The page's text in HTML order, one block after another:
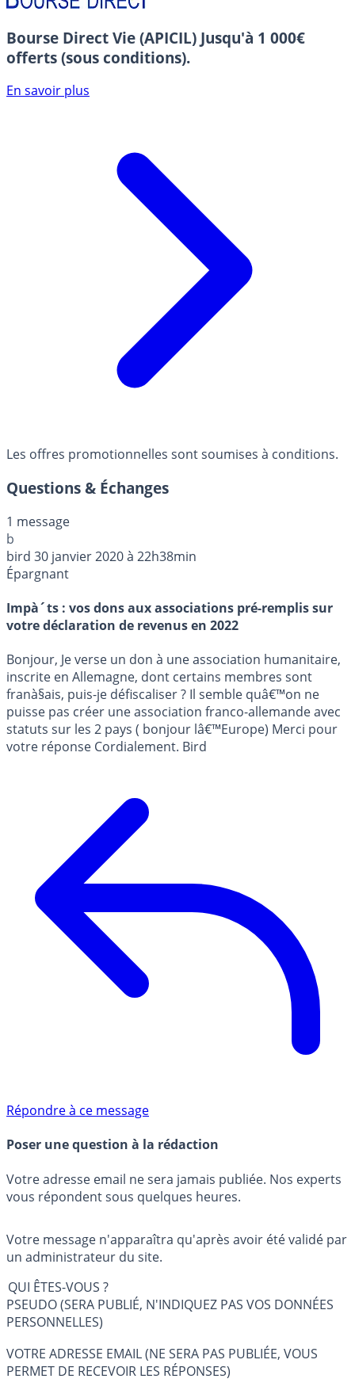
Bourse Direct Vie (APICIL) Jusqu'à 1 000€
offerts (sous conditions).
En savoir plus
Les offres promotionnelles sont soumises à conditions.
Questions & Échanges
1 message
b
bird 30 janvier 2020 à 22h38min
Épargnant
Impà´ts : vos dons aux associations pré-remplis sur
votre déclaration de revenus en 2022
Bonjour, Je verse un don à une association humanitaire,
inscrite en Allemagne, dont certains membres sont
franà§ais, puis-je défiscaliser ? Il semble quâ€™on ne
puisse pas créer une association franco-allemande avec
statuts sur les 2 pays ( bonjour lâ€™Europe) Merci pour
votre réponse Cordialement. Bird
Répondre à ce message
Poser une question à la rédaction
Votre adresse email ne sera jamais publiée. Nos experts
vous répondent sous quelques heures.
Votre message n'apparaîtra qu'après avoir été validé par
un administrateur du site.
QUI ÊTES-VOUS ?
PSEUDO (SERA PUBLIÉ, N'INDIQUEZ PAS VOS DONNÉES
PERSONNELLES)
VOTRE ADRESSE EMAIL (NE SERA PAS PUBLIÉE, VOUS
PERMET DE RECEVOIR LES RÉPONSES)